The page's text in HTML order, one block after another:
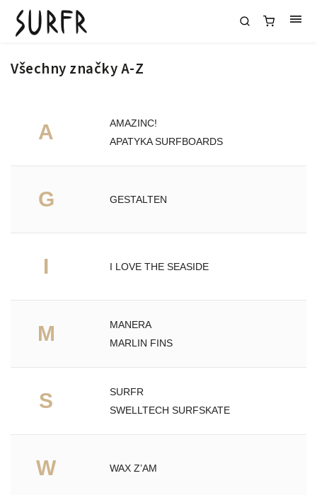
Všechny značky A-Z
A
AMAZINC!
APATYKA SURFBOARDS
G GESTALTEN
I I LOVE THE SEASIDE
M
MANERA
MARLIN FINS
S
SURFR
SWELLTECH SURFSKATE
W WAX Z’AM